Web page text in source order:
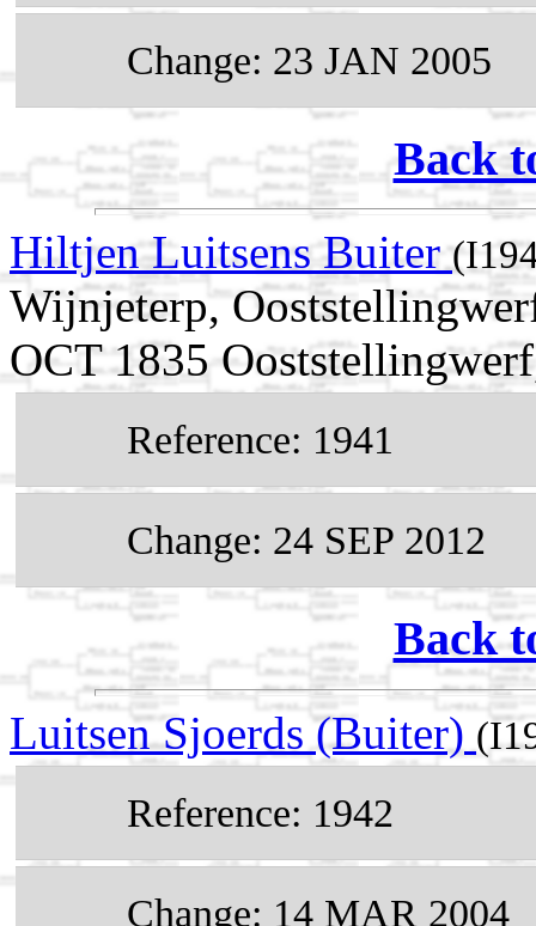
Change: 23 JAN 2005
Back
Hiltjen Luitsens Buiter
Wijnjeterp,
OCT 1835
Reference: 1941
Change: 24 SEP 2012
Back
Luitsen Sjoerds (Buiter)
Reference: 1942
Change: 14 MAR 2004